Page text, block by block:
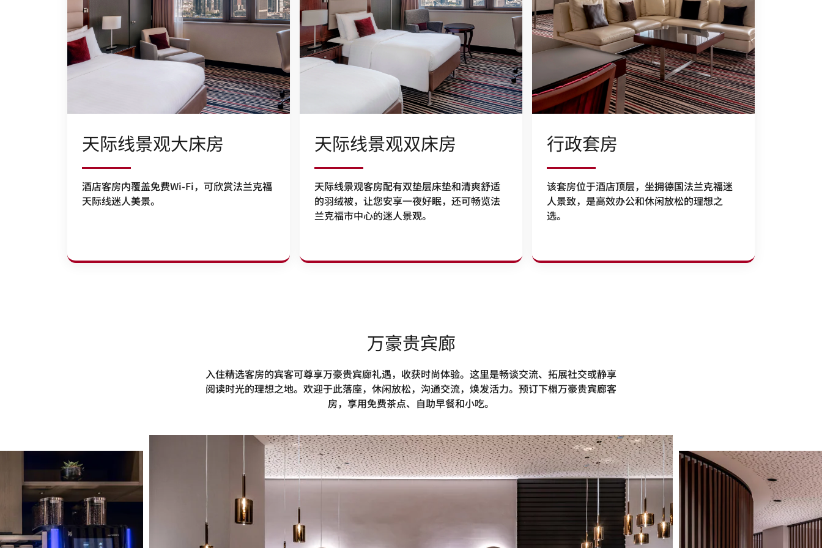
天际线景观大床房
酒店客房内覆盖免费Wi-Fi，可欣赏法兰克福
天际线迷人美景。
天际线景观双床房
天际线景观客房配有双垫层床垫和清爽舒适
的羽绒被，让您安享一夜好眠，还可畅览法
兰克福市中心的迷人景观。
行政套房
该套房位于酒店顶层，坐拥德国法兰克福迷
人景致，是高效办公和休闲放松的理想之
选。
万豪贵宾廊
入住精选客房的宾客可尊享万豪贵宾廊礼遇，收获时尚体验。这里是畅谈交流、拓展社交或静享
阅读时光的理想之地。欢迎于此落座，休闲放松，沟通交流，焕发活力。预订下榻万豪贵宾廊客
房，享用免费茶点、自助早餐和小吃。